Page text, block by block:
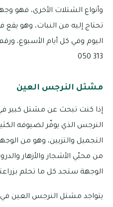
وأنواع الشتلات الأخرى، فهو
تحتاج إليه من النبات، وهو
313 050
مشتل النرجس العين
إذا كنت تبحث عن مشتل كبير
النرجس الذي يوفّر لضيوفه
التجميل والتزيين، وهو من
من محبّي الأشجار والأزهار
الوجهة ستجد كل ما تحلم
يتواجد مشتل النرجس العين